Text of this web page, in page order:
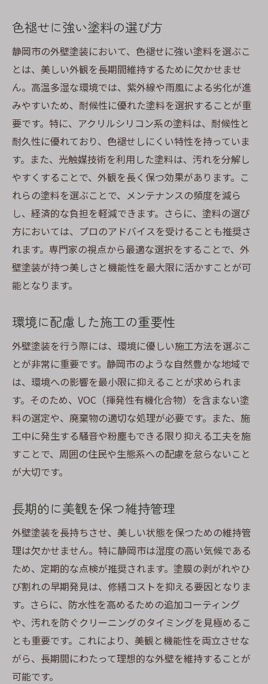
色褪せに強い塗料の選び方
静岡市の外壁塗装において、色褪せに強い塗料を選ぶこ
とは、美しい外観を長期間維持するために欠かせませ
ん。高温多湿な環境では、紫外線や雨風による劣化が進
みやすいため、耐候性に優れた塗料を選択することが重
要です。特に、アクリルシリコン系の塗料は、耐候性と
耐久性に優れており、色褪せしにくい特性を持っていま
す。また、光触媒技術を利用した塗料は、汚れを分解し
やすくすることで、外観を長く保つ効果があります。こ
れらの塗料を選ぶことで、メンテナンスの頻度を減ら
し、経済的な負担を軽減できます。さらに、塗料の選び
方においては、プロのアドバイスを受けることも推奨さ
れます。専門家の視点から最適な選択をすることで、外
壁塗装が持つ美しさと機能性を最大限に活かすことが可
能となります。
環境に配慮した施工の重要性
外壁塗装を行う際には、環境に優しい施工方法を選ぶこ
とが非常に重要です。静岡市のような自然豊かな地域で
は、環境への影響を最小限に抑えることが求められま
す。そのため、VOC（揮発性有機化合物）を含まない塗
料の選定や、廃棄物の適切な処理が必要です。また、施
工中に発生する騒音や粉塵もできる限り抑える工夫を施
すことで、周囲の住民や生態系への配慮を怠らないこと
が大切です。
長期的に美観を保つ維持管理
外壁塗装を長持ちさせ、美しい状態を保つための維持管
理は欠かせません。特に静岡市は湿度の高い気候である
ため、定期的な点検が推奨されます。塗膜の剥がれやひ
び割れの早期発見は、修繕コストを抑える要因となりま
す。さらに、防水性を高めるための追加コーティング
や、汚れを防ぐクリーニングのタイミングを見極めるこ
とも重要です。これにより、美観と機能性を両立させな
がら、長期間にわたって理想的な外壁を維持することが
可能です。